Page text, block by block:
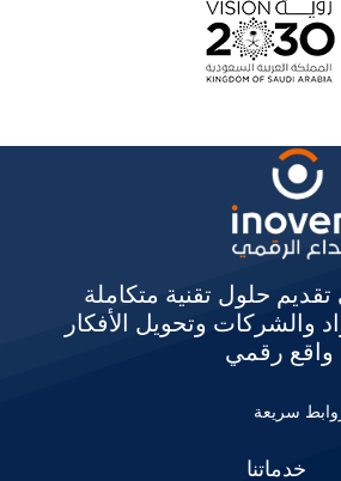
حلول تقنية متكاملة
والشركات وتحويل الأفكار
واقع رقمي
سريعة
خدماتنا